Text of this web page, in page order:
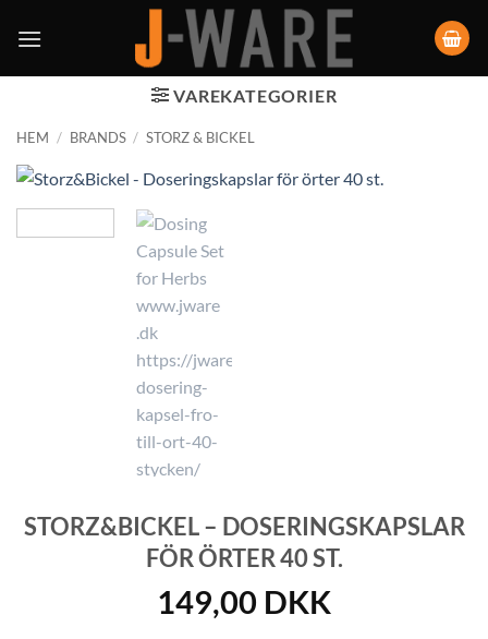
VAREKATEGORIER
HEM / BRANDS / STORZ & BICKEL
STORZ&BICKEL – DOSERINGSKAPSLAR
FÖR ÖRTER 40 ST.
149,00 DKK